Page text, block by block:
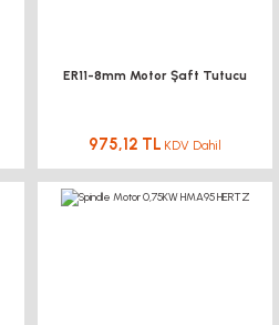
ER11-8mm Motor Şaft Tutucu
975,12 TL KDV Dahil